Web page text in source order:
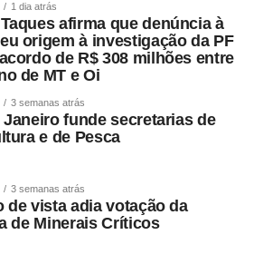
seu escritório;
foi ilegal*, em sua avaliação;
utilizados para definir os
públicos precisa ser esclarecido*
ainda que as medidas
Heritage foram autorizadas pelo
após manifestação da
República.
1 dia atrás
afirma que denúncia à
origem à investigação da PF
de R$ 308 milhões entre
de MT e Oi
3 semanas atrás
Janeiro funde secretarias de
e de Pesca
3 semanas atrás
de vista adia votação da
de Minerais Críticos